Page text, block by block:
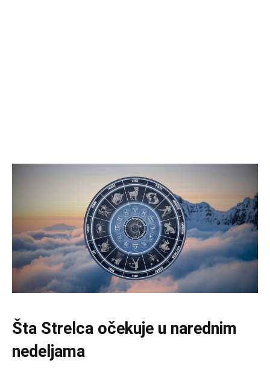
Šta Strelca očekuje u narednim
nedeljama